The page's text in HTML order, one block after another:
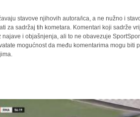
stavove njihovih autora/ica, a ne nužno i
za sadržaj tih kometara. Komentari koji sadrže
i objašnjenja, ali to ne obavezuje
mogućnost da među komentarima mogu biti